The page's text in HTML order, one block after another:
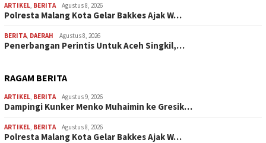
ARTIKEL, BERITA Agustus 8, 2026
Polresta Malang Kota Gelar Bakkes Ajak W…
BERITA, DAERAH Agustus 8, 2026
Penerbangan Perintis Untuk Aceh Singkil,…
RAGAM BERITA
ARTIKEL, BERITA Agustus 9, 2026
Dampingi Kunker Menko Muhaimin ke Gresik…
ARTIKEL, BERITA Agustus 8, 2026
Polresta Malang Kota Gelar Bakkes Ajak W…